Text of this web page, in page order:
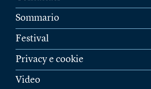
Sommario
Festival
Privacy e cookie
Video